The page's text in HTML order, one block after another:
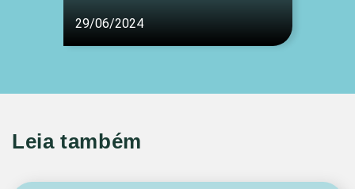
29/06/2024
Leia também